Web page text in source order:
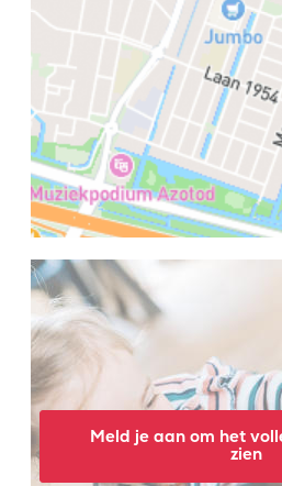
Meld je aan om het
zien